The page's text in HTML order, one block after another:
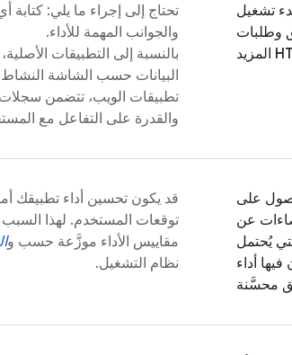
تشغيل
وطلبات
تحتاج إلى إجراء ما يلي:
والجوانب المهمة للأداء.
البيانات حسب الشاشة النشاط
والقدرة على التفاعل مع
على
عن
يُحتمل
أداء
محسَّنة
قد يكون تحسين أداء تطبيقك
توقعات المستخدم. لهذا السبب
مقاييس الأداء موزَّعة حسب و
نظام التشغيل.